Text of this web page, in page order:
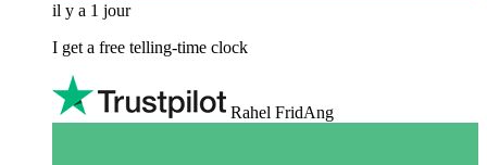
il y a 1 jour
I get a free telling-time clock
Rahel FridAng